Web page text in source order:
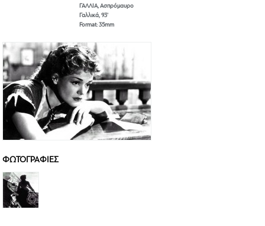
ΓΑΛΛΙΑ, Ασπρόμαυρο
Γαλλικά, 93’
Format: 35mm
ΦΩΤΟΓΡΑΦΙΕΣ